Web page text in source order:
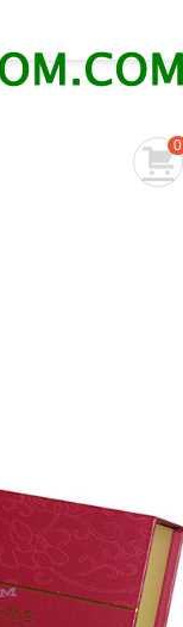
0